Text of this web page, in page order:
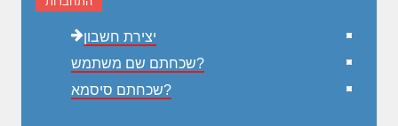
יצירת חשבון
שכחתם שם משתמש?
שכחתם סיסמא?